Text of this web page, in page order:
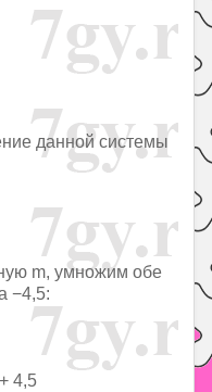
данной системы
m, умножим обе
−4,5:
4,5